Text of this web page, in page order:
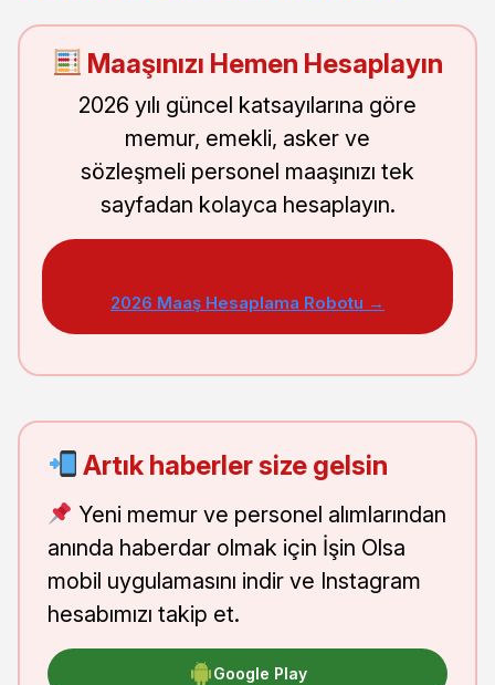
Maaşınızı Hemen Hesaplayın
2026 yılı güncel katsayılarına göre
memur, emekli, asker ve
sözleşmeli personel maaşınızı tek
sayfadan kolayca hesaplayın.
2026 Maaş Hesaplama Robotu →
Artık haberler size gelsin
Yeni memur ve personel alımlarından
anında haberdar olmak için İşin Olsa
mobil uygulamasını indir ve Instagram
hesabımızı takip et.
Google Play